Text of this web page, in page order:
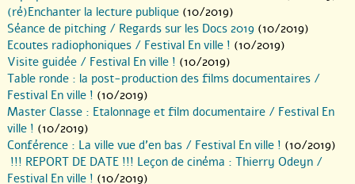
(ré)Enchanter la lecture publique (10/2019)
Séance de pitching / Regards sur les Docs 2019 (10/2019)
Ecoutes radiophoniques / Festival En ville ! (10/2019)
Visite guidée / Festival En ville ! (10/2019)
Table ronde : la post-production des films documentaires /
Festival En ville ! (10/2019)
Master Classe : Etalonnage et film documentaire / Festival En
ville ! (10/2019)
Conférence : La ville vue d’en bas / Festival En ville ! (10/2019)
!!! REPORT DE DATE !!! Leçon de cinéma : Thierry Odeyn /
Festival En ville ! (10/2019)